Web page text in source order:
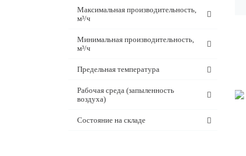
Максимальная производительность,
м³/ч
Минимальная производительность,
м³/ч
Предельная температура
Рабочая среда (запыленность
воздуха)
Состояние на складе